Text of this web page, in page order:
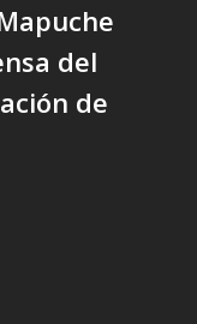
del
de